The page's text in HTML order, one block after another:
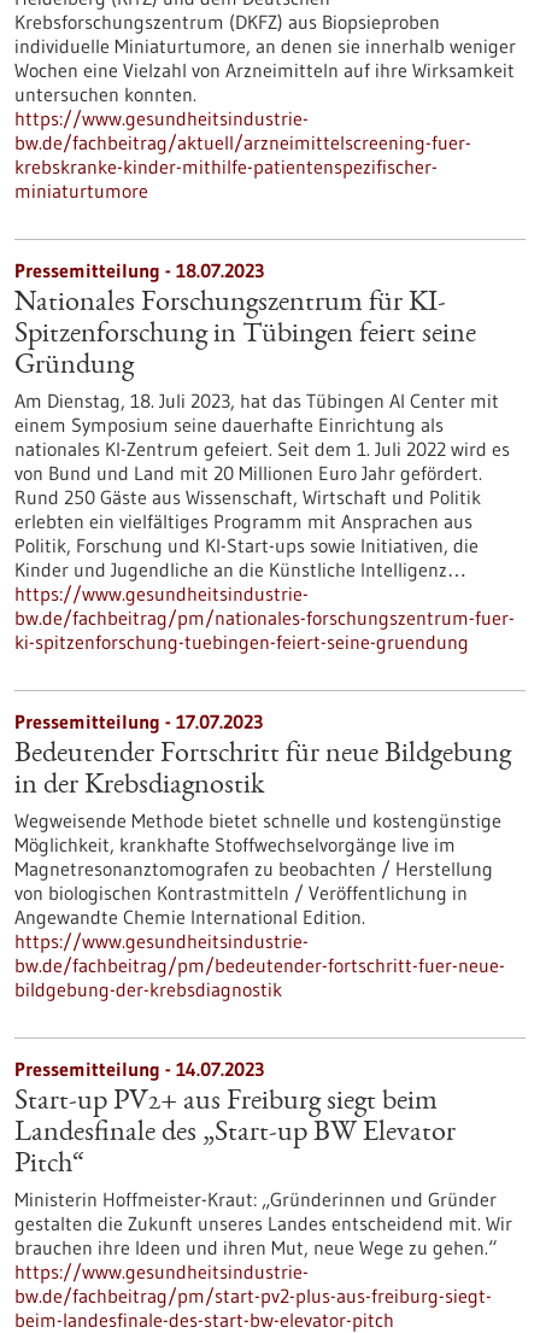
Krebsforschungszentrum (DKFZ) aus Biopsieproben
individuelle Miniaturtumore, an denen sie innerhalb weniger
Wochen eine Vielzahl von Arzneimitteln auf ihre Wirksamkeit
untersuchen konnten.
https://www.gesundheitsindustrie-
bw.de/fachbeitrag/aktuell/arzneimittelscreening-fuer-
krebskranke-kinder-mithilfe-patientenspezifischer-
miniaturtumore
Pressemitteilung - 18.07.2023
Nationales Forschungszentrum für KI-
Spitzenforschung in Tübingen feiert seine
Gründung
Am Dienstag, 18. Juli 2023, hat das Tübingen AI Center mit
einem Symposium seine dauerhafte Einrichtung als
nationales KI-Zentrum gefeiert. Seit dem 1. Juli 2022 wird es
von Bund und Land mit 20 Millionen Euro Jahr gefördert.
Rund 250 Gäste aus Wissenschaft, Wirtschaft und Politik
erlebten ein vielfältiges Programm mit Ansprachen aus
Politik, Forschung und KI-Start-ups sowie Initiativen, die
Kinder und Jugendliche an die Künstliche Intelligenz…
https://www.gesundheitsindustrie-
bw.de/fachbeitrag/pm/nationales-forschungszentrum-fuer-
ki-spitzenforschung-tuebingen-feiert-seine-gruendung
Pressemitteilung - 17.07.2023
Bedeutender Fortschritt für neue Bildgebung
in der Krebsdiagnostik
Wegweisende Methode bietet schnelle und kostengünstige
Möglichkeit, krankhafte Stoffwechselvorgänge live im
Magnetresonanztomografen zu beobachten / Herstellung
von biologischen Kontrastmitteln / Veröffentlichung in
Angewandte Chemie International Edition.
https://www.gesundheitsindustrie-
bw.de/fachbeitrag/pm/bedeutender-fortschritt-fuer-neue-
bildgebung-der-krebsdiagnostik
Pressemitteilung - 14.07.2023
Start-up PV2+ aus Freiburg siegt beim
Landesfinale des „Start-up BW Elevator
Pitch“
Ministerin Hoffmeister-Kraut: „Gründerinnen und Gründer
gestalten die Zukunft unseres Landes entscheidend mit. Wir
brauchen ihre Ideen und ihren Mut, neue Wege zu gehen.“
https://www.gesundheitsindustrie-
bw.de/fachbeitrag/pm/start-pv2-plus-aus-freiburg-siegt-
beim-landesfinale-des-start-bw-elevator-pitch